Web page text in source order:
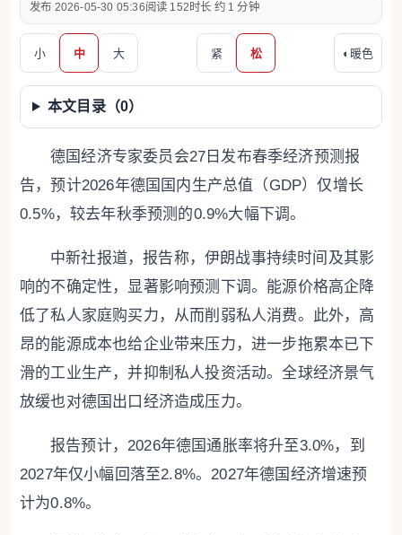
2026-05-30 05:36 152 约 1 分钟
小 中 大 紧 松 ◐ 暖色
本文目录（0）
德国经济专家委员会27日发布春季经济预测报
告，预计2026年德国国内生产总值（GDP）仅增长
0.5%，较去年秋季预测的0.9%大幅下调。
中新社报道，报告称，伊朗战事持续时间及其影
响的不确定性，显著影响预测下调。能源价格高企降
低了私人家庭购买力，从而削弱私人消费。此外，高
昂的能源成本也给企业带来压力，进一步拖累本已下
滑的工业生产，并抑制私人投资活动。全球经济景气
放缓也对德国出口经济造成压力。
报告预计，2026年德国通胀率将升至3.0%，到
2027年仅小幅回落至2.8%。2027年德国经济增速预
计为0.8%。